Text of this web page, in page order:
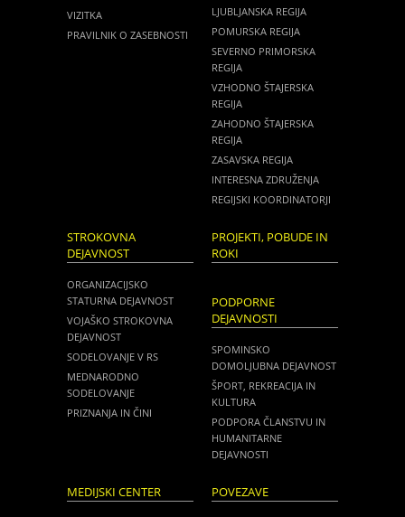
VIZITKA
PRAVILNIK O ZASEBNOSTI
LJUBLJANSKA REGIJA
POMURSKA REGIJA
SEVERNO PRIMORSKA
REGIJA
VZHODNO ŠTAJERSKA
REGIJA
ZAHODNO ŠTAJERSKA
REGIJA
ZASAVSKA REGIJA
INTERESNA ZDRUŽENJA
REGIJSKI KOORDINATORJI
STROKOVNA
DEJAVNOST
ORGANIZACIJSKO
STATURNA DEJAVNOST
VOJAŠKO STROKOVNA
DEJAVNOST
SODELOVANJE V RS
MEDNARODNO
SODELOVANJE
PRIZNANJA IN ČINI
PROJEKTI, POBUDE IN
ROKI
PODPORNE
DEJAVNOSTI
SPOMINSKO
DOMOLJUBNA DEJAVNOST
ŠPORT, REKREACIJA IN
KULTURA
PODPORA ČLANSTVU IN
HUMANITARNE
DEJAVNOSTI
MEDIJSKI CENTER POVEZAVE